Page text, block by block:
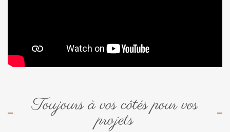
Toujours à vos côtés pour vos
projets